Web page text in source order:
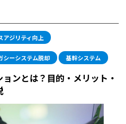
アジリティ向上
シーシステム脱却 基幹システム
ンとは？目的・メリット・